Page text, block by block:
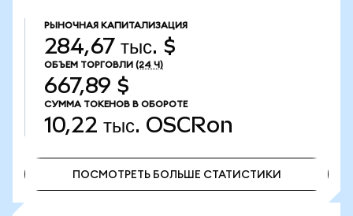
РЫНОЧНАЯ КАПИТАЛИЗАЦИЯ
284,67 тыс. $
ОБЪЕМ ТОРГОВЛИ (24 Ч)
667,89 $
СУММА ТОКЕНОВ В ОБОРОТЕ
10,22 тыс. OSCRon
ПОСМОТРЕТЬ БОЛЬШЕ СТАТИСТИКИ